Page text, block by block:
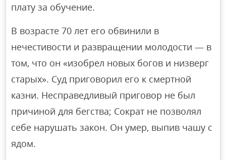
плату за обучение.
В возрасте 70 лет его обвинили в
нечестивости и развращении молодости — в
том, что он «изобрел новых богов и низверг
старых». Суд приговорил его к смертной
казни. Несправедливый приговор не был
причиной для бегства; Сократ не позволял
себе нарушать закон. Он умер, выпив чашу с
ядом.